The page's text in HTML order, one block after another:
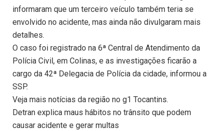
informaram que um terceiro veículo também teria se
envolvido no acidente, mas ainda não divulgaram mais
detalhes.
O caso foi registrado na 6ª Central de Atendimento da
Polícia Civil, em Colinas, e as investigações ficarão a
cargo da 42ª Delegacia de Polícia da cidade, informou a
SSP.
Veja mais notícias da região no g1 Tocantins.
Detran explica maus hábitos no trânsito que podem
causar acidente e gerar multas